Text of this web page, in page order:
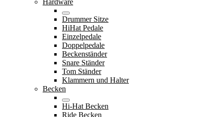
Hardware
Drummer Sitze
HiHat Pedale
Einzelpedale
Doppelpedale
Beckenständer
Snare Ständer
Tom Ständer
Klammern und Halter
Becken
Hi-Hat Becken
Ride Becken